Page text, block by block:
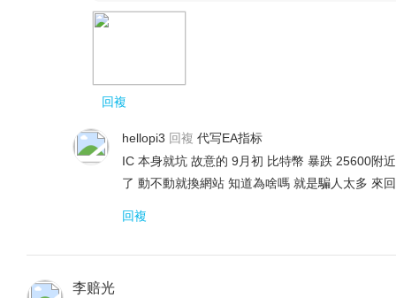
回複
hellopi3 回複 代写EA指标
IC 本身就坑 故意的 9月初 比特幣 暴跌 25600附
了 動不動就換網站 知道為啥嗎 就是騙人太多 來
回複
李赔光